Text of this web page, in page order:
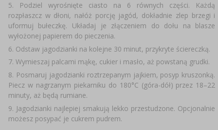
Podziel wyrośnięte ciasto na 6 równych części. Każdą
rozpłaszcz w dłoni, nałóż porcję jagód, dokładnie zlep brzegi i
uformuj bułeczkę. Układaj je złączeniem do dołu na blasze
wyłożonej papierem do pieczenia.
Odstaw jagodzianki na kolejne 30 minut, przykryte ściereczką.
Wymieszaj palcami mąkę, cukier i masło, aż powstaną grudki.
Posmaruj jagodzianki roztrzepanym jajkiem, posyp kruszonką.
Piecz w nagrzanym piekarniku do 180°C (góra-dół) przez 18–22
minuty, aż będą rumiane.
Jagodzianki najlepiej smakują lekko przestudzone. Opcjonalnie
możesz posypać je cukrem pudrem.